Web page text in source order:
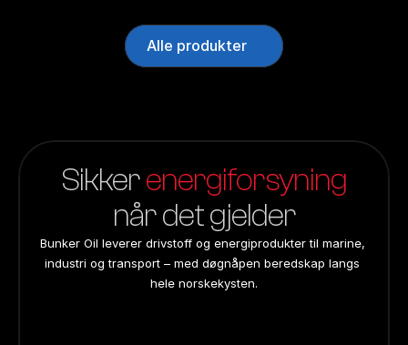
Alle produkter
Sikker energiforsyning
når det gjelder
Bunker Oil leverer drivstoff og energiprodukter til marine,
industri og transport – med døgnåpen beredskap langs
hele norskekysten.